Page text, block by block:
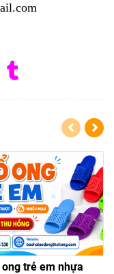
ong trẻ em nhựa